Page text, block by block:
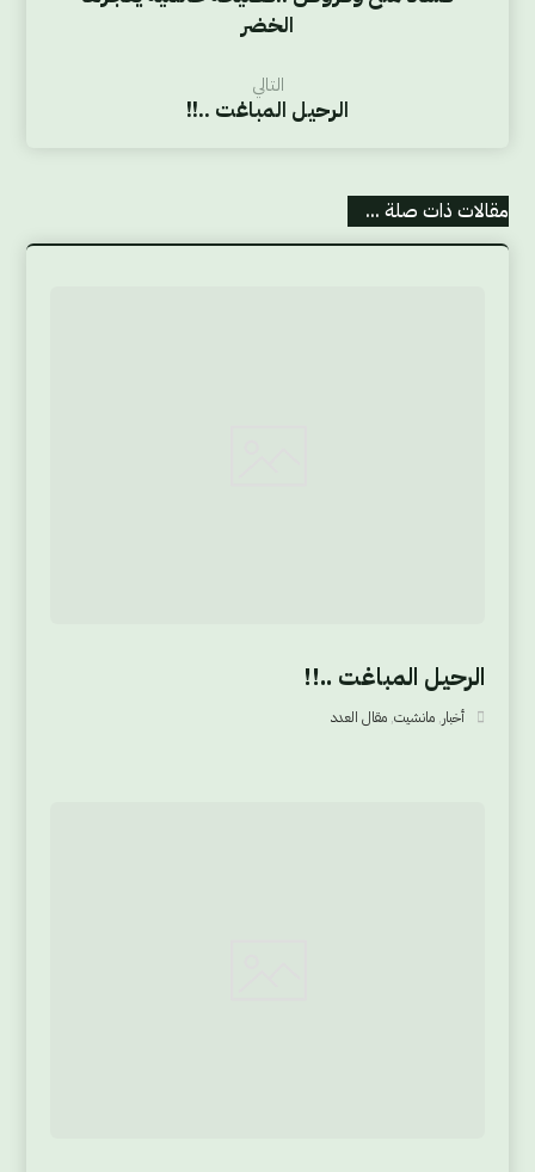
الخضر
التالي
الرحيل المباغت ..!!
مقالات ذات صلة ...
الرحيل المباغت ..!!
أخبار,مانشيت,مقال العدد